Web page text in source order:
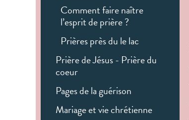
Comment faire naître
l’esprit de prière ?
Prières près du le lac
Prière de Jésus - Prière du
coeur
Pages de la guérison
Mariage et vie chrétienne